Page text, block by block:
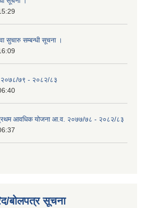
सुचारु सम्बन्धी सूचना ।
२०७८/७९ - २०८२/८३
प्रथम आवधिक योजना आ.व. २०७७/७८ - २०८२/८३
बोलपत्र सूचना